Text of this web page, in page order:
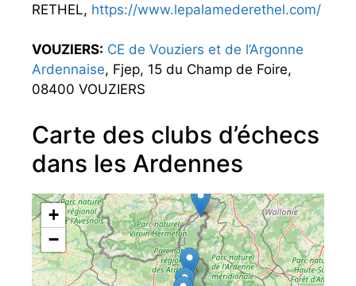
RETHEL, https://www.lepalamederethel.com/
VOUZIERS: CE de Vouziers et de l’Argonne
Ardennaise, Fjep, 15 du Champ de Foire,
08400 VOUZIERS
Carte des clubs d’échecs
dans les Ardennes
+
−